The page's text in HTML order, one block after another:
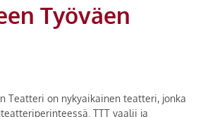
Työväen
Teatteri on nykyaikainen teatteri, jonka
TTT vaalii ja